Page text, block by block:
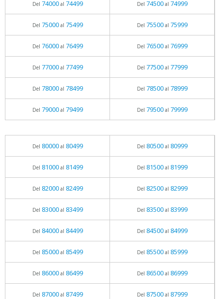
Del 74000al 74499 Del 74500al 74999
Del 75000al 75499 Del 75500al 75999
Del 76000al 76499 Del 76500al 76999
Del 77000al 77499 Del 77500al 77999
Del 78000al 78499 Del 78500al 78999
Del 79000al 79499 Del 79500al 79999
Del 80000al 80499 Del 80500al 80999
Del 81000al 81499 Del 81500al 81999
Del 82000al 82499 Del 82500al 82999
Del 83000al 83499 Del 83500al 83999
Del 84000al 84499 Del 84500al 84999
Del 85000al 85499 Del 85500al 85999
Del 86000al 86499 Del 86500al 86999
Del 87000al 87499 Del 87500al 87999